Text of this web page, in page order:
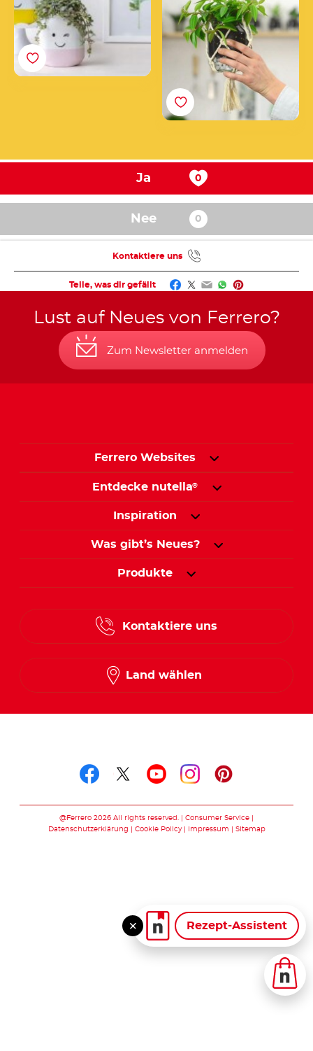
leerem nutella® Glas
Ja
Nee
Rezept-Assistent
Teile, was dir gefällt Facebook
Twitter
EmailWhatsApp
Pinterest
Kontaktiere uns
Lust auf Neues von Ferrero?
Zum Newsletter anmelden
Ferrero Websites
Entdecke nutella®
Inspiration
Was gibt’s Neues?
Produkte
Kontaktiere uns
Land wählen
@Ferrero 2026 All rights reserved.
Consumer Service
Datenschutzerklärung
Cookie Policy Impressum Sitemap